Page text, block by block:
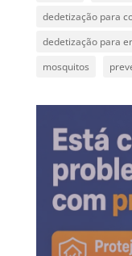
dedetização para
dedetização para
mosquitos